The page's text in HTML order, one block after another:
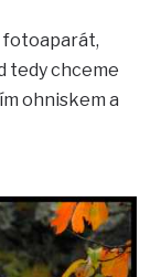
fotoaparát,
tedy chceme
ohniskem a